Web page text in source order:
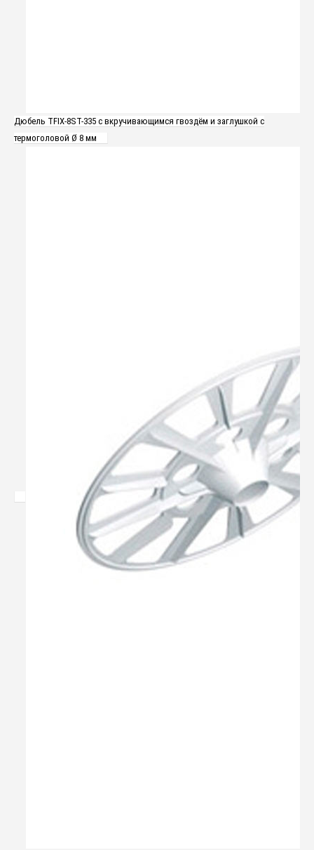
Дюбель TFIX-8ST-335 с вкручивающимся гвоздём и заглушкой с
термоголовой Ø 8 мм